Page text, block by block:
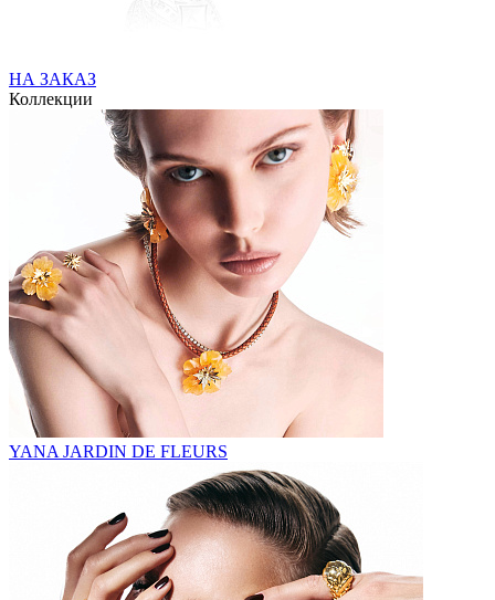
НА ЗАКАЗ
Коллекции
YANA JARDIN DE FLEURS